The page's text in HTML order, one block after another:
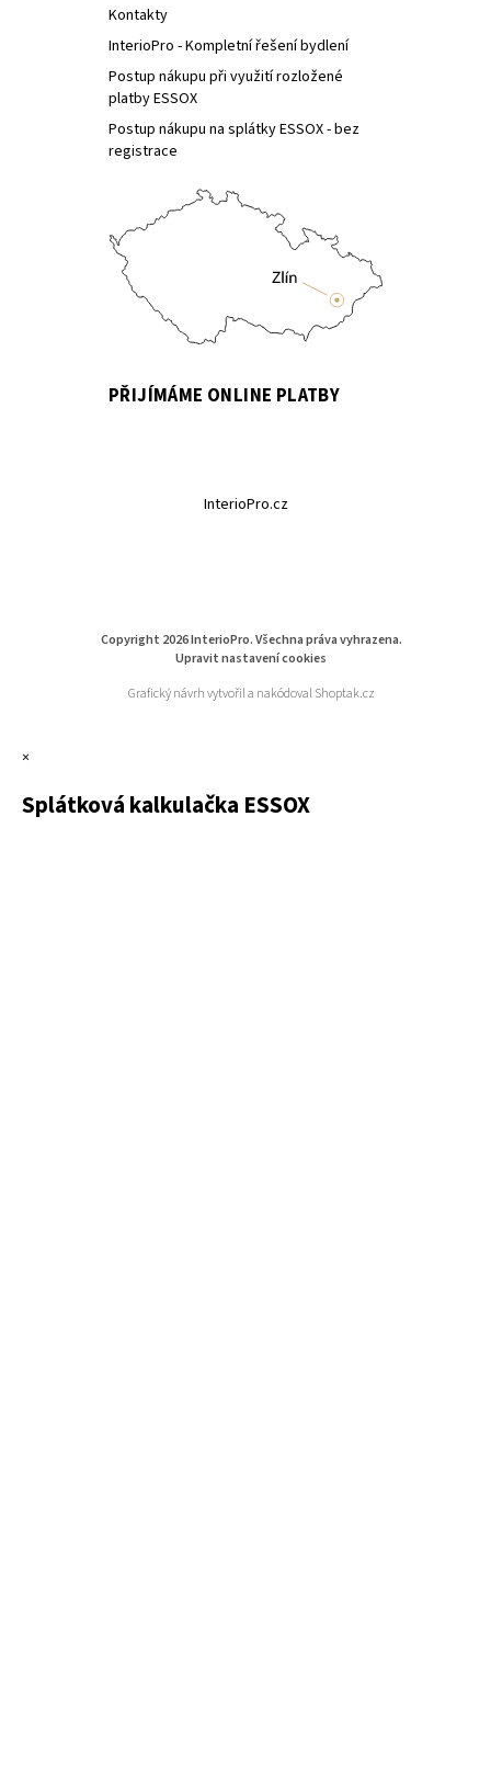
Kontakty
InterioPro - Kompletní řešení bydlení
Postup nákupu při využití rozložené
platby ESSOX
Postup nákupu na splátky ESSOX - bez
registrace
PŘIJÍMÁME ONLINE PLATBY
InterioPro.cz
Copyright 2026InterioPro. Všechna práva vyhrazena.
Upravit nastavení cookies
Grafický návrh vytvořil a nakódoval Shoptak.cz
×
Splátková kalkulačka ESSOX